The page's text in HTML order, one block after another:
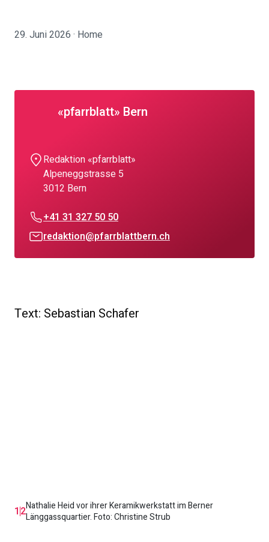
29. Juni 2026 · Home
«pfarrblatt» Bern
Redaktion «pfarrblatt»
Alpeneggstrasse 5
3012 Bern
+41 31 327 50 50
redaktion@pfarrblattbern.ch
Text: Sebastian Schafer
1 2Nathalie Heid vor ihrer Keramikwerkstatt im Berner
Länggassquartier. Foto: Christine Strub